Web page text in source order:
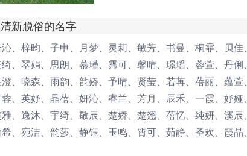
新脱俗的名字
、梓昀、子申、月梦、灵莉、敏芳、书曼、桐霏、贝佳、
、翠娟、思朗、慕瑾、霈可、馨晴、璟瑶、蓉萱、丹俐、
、晓森、雨韵、韵娇、予晴、贤莹、若苒、蓓丽、蕴萱、
、英妤、晶蓓、妍沁、睿兰、芳月、辰禾、一霞、妤娅、
、逸沐、宇绮、敬辰、楚娇、楚翘、蓓忆、纯妍、溪辰、
、宛洁、韵莎、静钰、玉鸣、霄可、茹静、圣欢、霞晶、